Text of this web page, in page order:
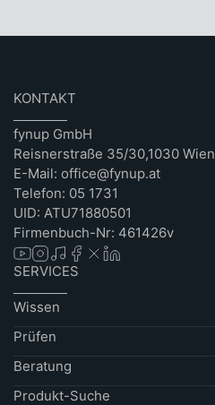
KONTAKT
fynup GmbH
Reisnerstraße 35/30,1030 Wien
E-Mail: office@fynup.at
Telefon: 05 1731
UID: ATU71880501
Firmenbuch-Nr: 461426v
SERVICES
Wissen
Prüfen
Beratung
Produkt-Suche